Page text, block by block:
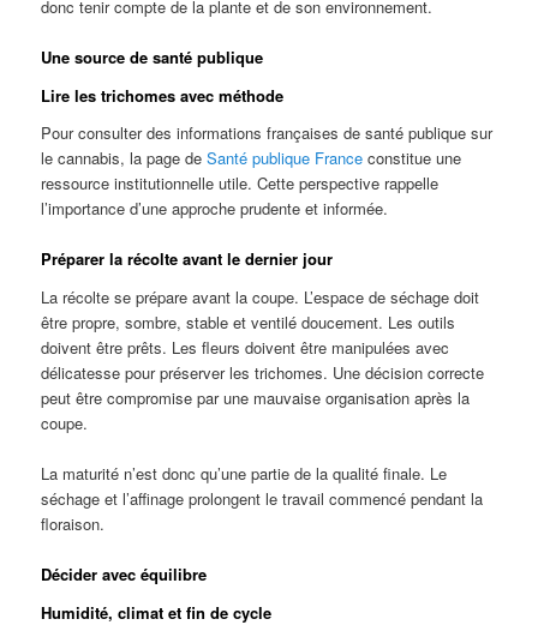
donc tenir compte de la plante et de son environnement.
Une source de santé publique
Lire les trichomes avec méthode
Pour consulter des informations françaises de santé publique sur
le cannabis, la page deSanté publique France constitue une
ressource institutionnelle utile. Cette perspective rappelle
l’importance d’une approche prudente et informée.
Préparer la récolte avant le dernier jour
La récolte se prépare avant la coupe. L’espace de séchage doit
être propre, sombre, stable et ventilé doucement. Les outils
doivent être prêts. Les fleurs doivent être manipulées avec
délicatesse pour préserver les trichomes. Une décision correcte
peut être compromise par une mauvaise organisation après la
coupe.
La maturité n’est donc qu’une partie de la qualité finale. Le
séchage et l’affinage prolongent le travail commencé pendant la
floraison.
Décider avec équilibre
Humidité, climat et fin de cycle